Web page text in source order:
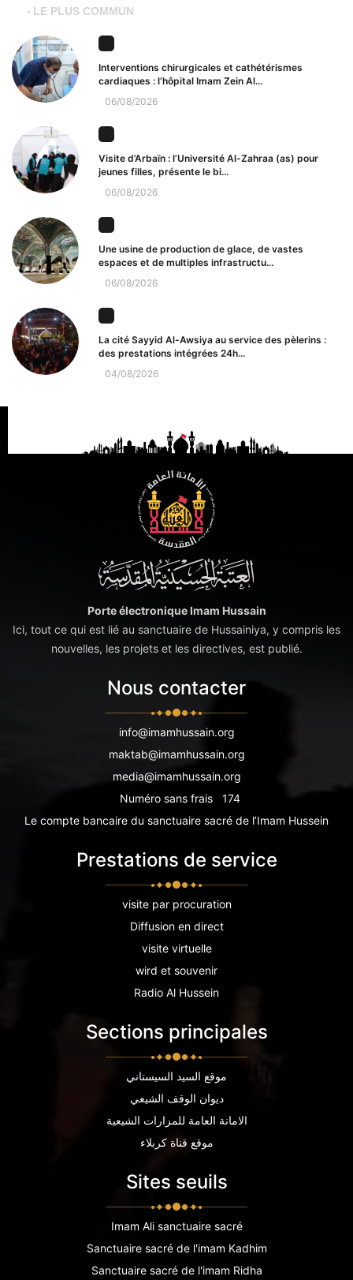
LE PLUS COMMUN
Interventions chirurgicales et cathétérismes
cardiaques : l’hôpital Imam Zein Al...
06/08/2026
Visite d’Arbaïn : l’Université Al-Zahraa (as) pour
jeunes filles, présente le bi...
06/08/2026
Une usine de production de glace, de vastes
espaces et de multiples infrastructu...
06/08/2026
La cité Sayyid Al-Awsiya au service des pèlerins :
des prestations intégrées 24h...
04/08/2026
Porte électronique Imam Hussain
Ici, tout ce qui est lié au sanctuaire de Hussainiya, y compris les
nouvelles, les projets et les directives, est publié.
Nous contacter
info@imamhussain.org
maktab@imamhussain.org
media@imamhussain.org
Numéro sans frais
174
Le compte bancaire du sanctuaire sacré de l’Imam Hussein
Prestations de service
visite par procuration
Diffusion en direct
visite virtuelle
wird et souvenir
Radio Al Hussein
Sections principales
موقع السيد السيستاني
ديوان الوقف الشيعي
الامانة العامة للمزارات الشيعية
موقع قناة كربلاء
Sites seuils
Imam Ali sanctuaire sacré
Sanctuaire sacré de l'imam Kadhim
Sanctuaire sacré de l'imam Ridha